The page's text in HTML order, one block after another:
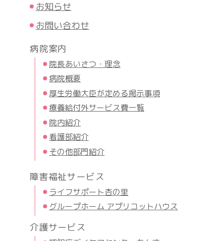
お知らせ
お問い合わせ
病院案内
院長あいさつ・理念
病院概要
厚生労働大臣が定める掲示事項
療養給付外サービス費一覧
院内紹介
看護部紹介
その他部門紹介
障害福祉サービス
ライフサポート杏の里
グループホーム アプリコットハウス
介護サービス